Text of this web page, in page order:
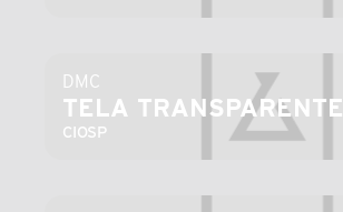
DMC
TELA TRANSPARENTE
CIOSP